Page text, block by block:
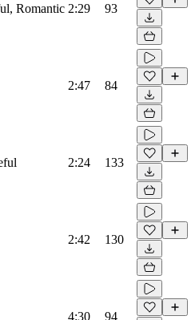
Romantic 2:29 93
2:47 84
2:24 133
2:42 130
4:30 94